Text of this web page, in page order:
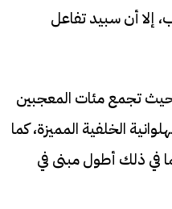
إلا أن سبيد تفاعل
تجمع مئات المعجبين
الخلفية المميزة، كما
في ذلك أطول مبنى في